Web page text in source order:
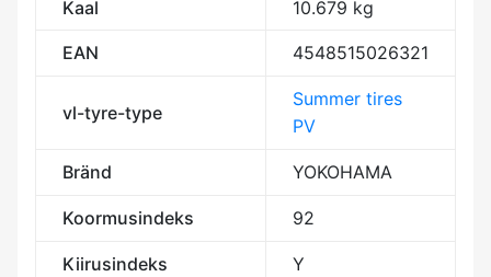
Kaal 10.679 kg
EAN 4548515026321
vl-tyre-type
Summer tires
PV
Bränd YOKOHAMA
Koormusindeks 92
Kiirusindeks Y